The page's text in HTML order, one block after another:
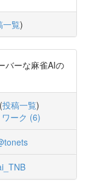
一覧)
バーな麻雀AIの
(投稿一覧)
ーク (6)